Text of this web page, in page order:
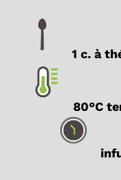
1 c. à
80°C